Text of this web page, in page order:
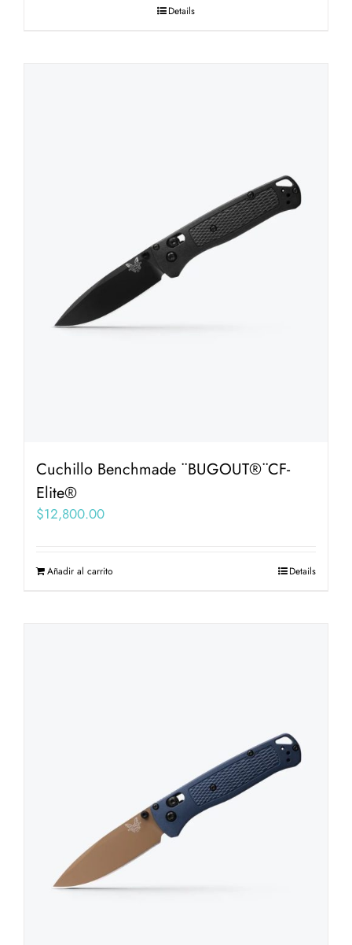
Details
Cuchillo Benchmade ¨BUGOUT®¨CF-
Elite®
$12,800.00
Añadir al carrito Details